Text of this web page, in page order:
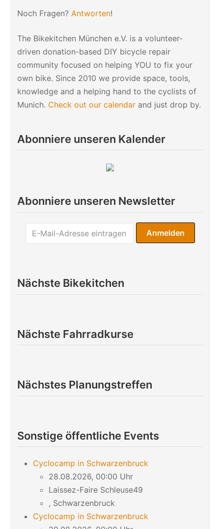
Noch Fragen? Antworten!
The Bikekitchen München e.V. is a volunteer-
driven donation-based DIY bicycle repair
community focused on helping YOU to fix your
own bike. Since 2010 we provide space, tools,
knowledge and a helping hand to the cyclists of
Munich. Check out our calendar and just drop by.
Abonniere unseren Kalender
Abonniere unseren Newsletter
Nächste Bikekitchen
Nächste Fahrradkurse
Nächstes Planungstreffen
Sonstige öffentliche Events
Cyclocamp in Schwarzenbruck
28.08.2026, 00:00 Uhr
Laissez-Faire Schleuse49
, Schwarzenbruck
Cyclocamp in Schwarzenbruck